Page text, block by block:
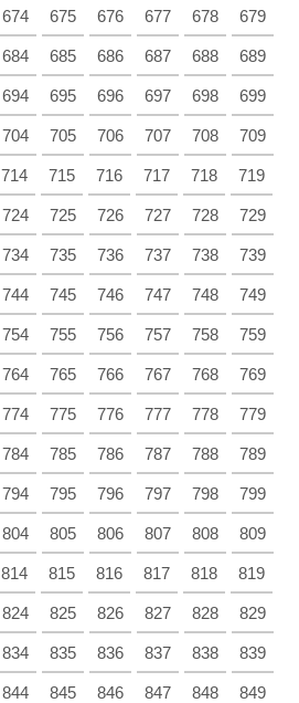
674 675 676 677 678 679
684 685 686 687 688 689
694 695 696 697 698 699
704 705 706 707 708 709
714 715 716 717 718 719
724 725 726 727 728 729
734 735 736 737 738 739
744 745 746 747 748 749
754 755 756 757 758 759
764 765 766 767 768 769
774 775 776 777 778 779
784 785 786 787 788 789
794 795 796 797 798 799
804 805 806 807 808 809
814 815 816 817 818 819
824 825 826 827 828 829
834 835 836 837 838 839
844 845 846 847 848 849